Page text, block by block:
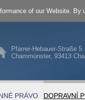
of our Website.
Pfarrer-Hebauer-Straße 5
Chammünster, 93413
PRÁVO DOPRAVNÍ